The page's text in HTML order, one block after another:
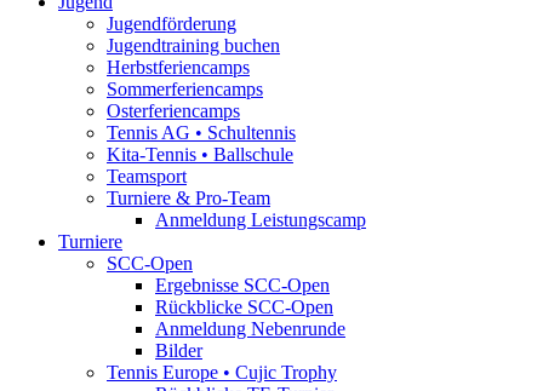
Jugendförderung
Jugendtraining buchen
Herbstferiencamps
Sommerferiencamps
Osterferiencamps
Tennis AG • Schultennis
Kita-Tennis • Ballschule
Teamsport
Turniere & Pro-Team
Anmeldung Leistungscamp
Turniere
SCC-Open
Ergebnisse SCC-Open
Rückblicke SCC-Open
Anmeldung Nebenrunde
Bilder
Tennis Europe • Cujic Trophy